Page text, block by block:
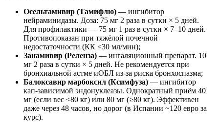
Осельтамивир (Тамифлю) — ингибитор
нейраминидазы. Доза: 75 мг 2 раза в сутки × 5 дней.
Для профилактики — 75 мг 1 раз в сутки × 7–10 дней.
Противопоказан при тяжёлой почечной
недостаточности (КК <30 мл/мин);
Занамивир (Реленза) — ингаляционный препарат. 10
мг 2 раза в сутки × 5 дней. Не рекомендуется при
бронхиальной астме иОБЛ из-за риска бронхоспазма;
Балоксавир марбоксил (Ксимфуза) — ингибитор
кап-зависимой эндонуклеазы. Однократный приём 40
мг (если вес <80 кг) или 80 мг (≥80 кг). Эффективен
даже через 48 часов, но дорог (в Испании ~120 евро за
курс).